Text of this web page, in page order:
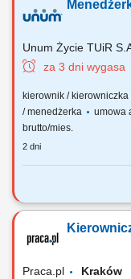
kontrahentów oraz
Prowadzenie spotkań,
Unum Życie TUiR
za 3 dni wygasa
kierownik /
/ menedżerka
umowa
brutto/mies.
2 dni
Twoja rola: budujesz i
z jego potencjałem,
rozwijasz zespół w
Praca.pl Kraków